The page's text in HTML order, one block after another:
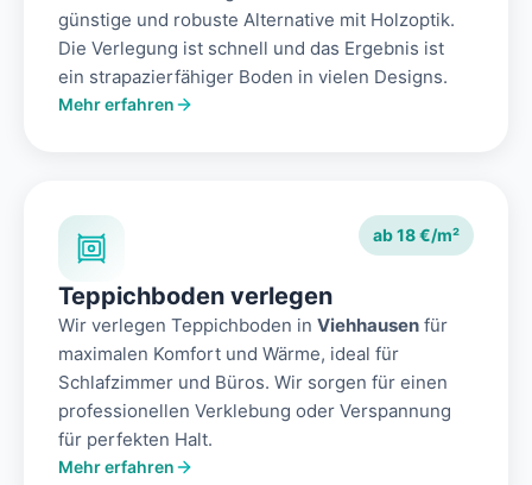
günstige und robuste Alternative mit Holzoptik.
Die Verlegung ist schnell und das Ergebnis ist
ein strapazierfähiger Boden in vielen Designs.
Mehr erfahren
ab 18 €/m²
Teppichboden verlegen
Wir verlegen Teppichboden in Viehhausen für
maximalen Komfort und Wärme, ideal für
Schlafzimmer und Büros. Wir sorgen für einen
professionellen Verklebung oder Verspannung
für perfekten Halt.
Mehr erfahren